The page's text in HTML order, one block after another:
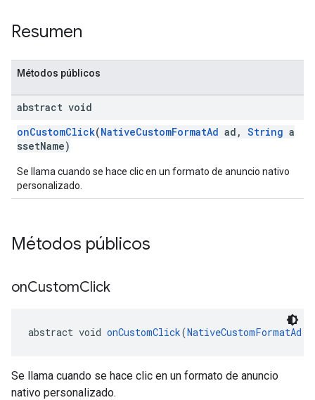
Resumen
Métodos públicos
abstract void
onCustomClick(NativeCustomFormatAd ad, String a
ssetName)
Se llama cuando se hace clic en un formato de anuncio nativo
personalizado.
Métodos públicos
onCustomClick
abstract void onCustomClick(NativeCustomFormatAd
Se llama cuando se hace clic en un formato de anuncio
nativo personalizado.